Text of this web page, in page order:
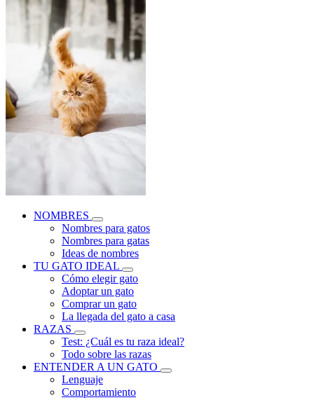
NOMBRES
Nombres para gatos
Nombres para gatas
Ideas de nombres
TU GATO IDEAL
Cómo elegir gato
Adoptar un gato
Comprar un gato
La llegada del gato a casa
RAZAS
Test: ¿Cuál es tu raza ideal?
Todo sobre las razas
ENTENDER A UN GATO
Lenguaje
Comportamiento